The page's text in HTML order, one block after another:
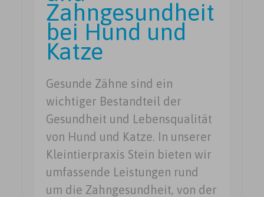
Zahngesundheit
bei Hund und
Katze
Gesunde Zähne sind ein
wichtiger Bestandteil der
Gesundheit und Lebensqualität
von Hund und Katze. In unserer
Kleintierpraxis Stein bieten wir
umfassende Leistungen rund
um die Zahngesundheit, von der